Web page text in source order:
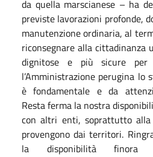
da quella marscianese – ha
previste lavorazioni profonde,
manutenzione ordinaria, al
riconsegnare alla cittadinanza
dignitose e più sicure
l’Amministrazione perugina lo
è fondamentale e da
Resta ferma la nostra
con altri enti, soprattutto
provengono dai territori.
la disponibilità